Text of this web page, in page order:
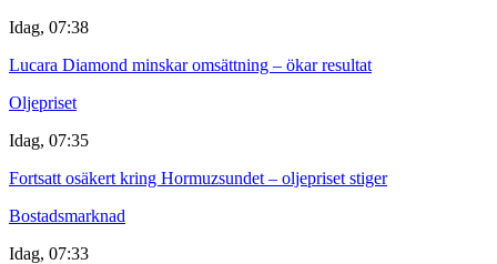
Idag, 07:38
Lucara Diamond minskar omsättning – ökar resultat
Oljepriset
Idag, 07:35
Fortsatt osäkert kring Hormuzsundet – oljepriset stiger
Bostadsmarknad
Idag, 07:33